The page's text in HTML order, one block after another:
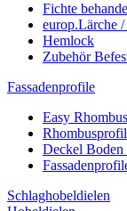
Fichte
europ.Lärche
Hemlock
Zubehör
Fassadenprofile
Easy
Deckel Boden
Schlaghobeldielen